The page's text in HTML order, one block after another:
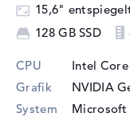
15,6"
128 GB SSD
CPU
Intel
Grafik
NVIDIA
System
Microsoft